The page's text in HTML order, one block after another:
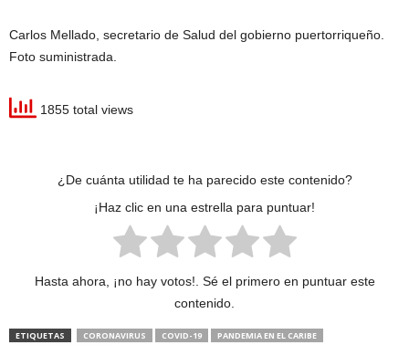
Carlos Mellado, secretario de Salud del gobierno puertorriqueño.
Foto suministrada.
1855 total views
¿De cuánta utilidad te ha parecido este contenido?
¡Haz clic en una estrella para puntuar!
Hasta ahora, ¡no hay votos!. Sé el primero en puntuar este
contenido.
ETIQUETAS CORONAVIRUS COVID-19
PANDEMIA EN EL CARIBE